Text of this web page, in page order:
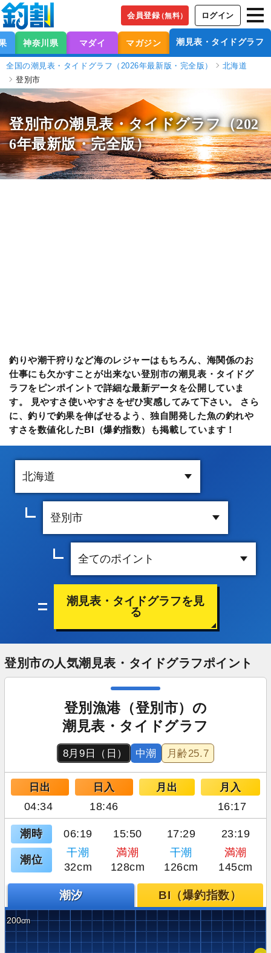
会員登録（無料） ログイン
神奈川県 マダイ マガジン 潮見表・タイドグラフ
全国の潮見表・タイドグラフ（2026年最新版・完全版）
北海道
登別市
登別市の潮見表・タイドグラフ（202
6年最新版・完全版）
釣りや潮干狩りなど海のレジャーはもちろん、海関係のお
仕事にも欠かすことが出来ない登別市の潮見表・タイドグ
ラフをピンポイントで詳細な最新データを公開していま
す。 見やすさ使いやすさをぜひ実感してみて下さい。 さら
に、釣りで釣果を伸ばせるよう、独自開発した魚の釣れや
すさを数値化したBI（爆釣指数）も掲載しています！
潮見表・タイドグラフを見
る
登別市の人気潮見表・タイドグラフポイント
登別漁港（登別市）の
潮見表・タイドグラフ
8月9日（日） 中潮 月齢25.7
日出 日入 月出 月入
04:34 18:46 16:17
潮時 06:19 15:50 17:29 23:19
潮位
干潮 満潮 干潮
満潮
32cm
128cm 126cm 145cm
潮汐 BI（爆釣指数）
200